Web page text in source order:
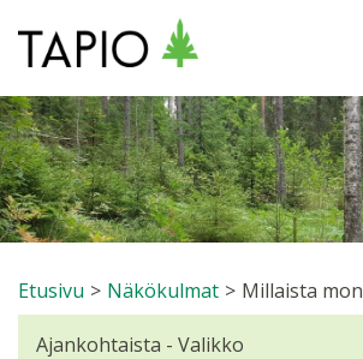
Etusivu > Näkökulmat >
Ajankohtaista - Valikko